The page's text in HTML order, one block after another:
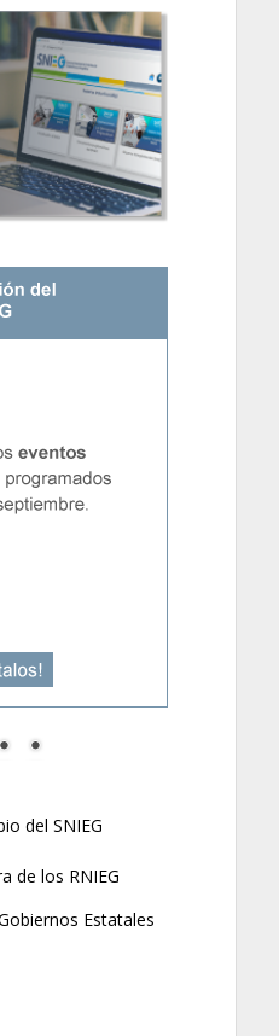
del SNIEG
de los RNIEG
Estatales